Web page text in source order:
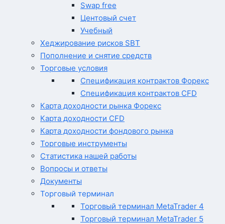
Swap free
Центовый счет
Учебный
Хеджирование рисков SBT
Пополнение и снятие средств
Торговые условия
Спецификация контрактов Форекс
Спецификация контрактов CFD
Карта доходности рынка Форекс
Карта доходности CFD
Карта доходности фондового рынка
Торговые инструменты
Статистика нашей работы
Вопросы и ответы
Документы
Торговый терминал
Торговый терминал MetaTrader 4
Торговый терминал MetaTrader 5